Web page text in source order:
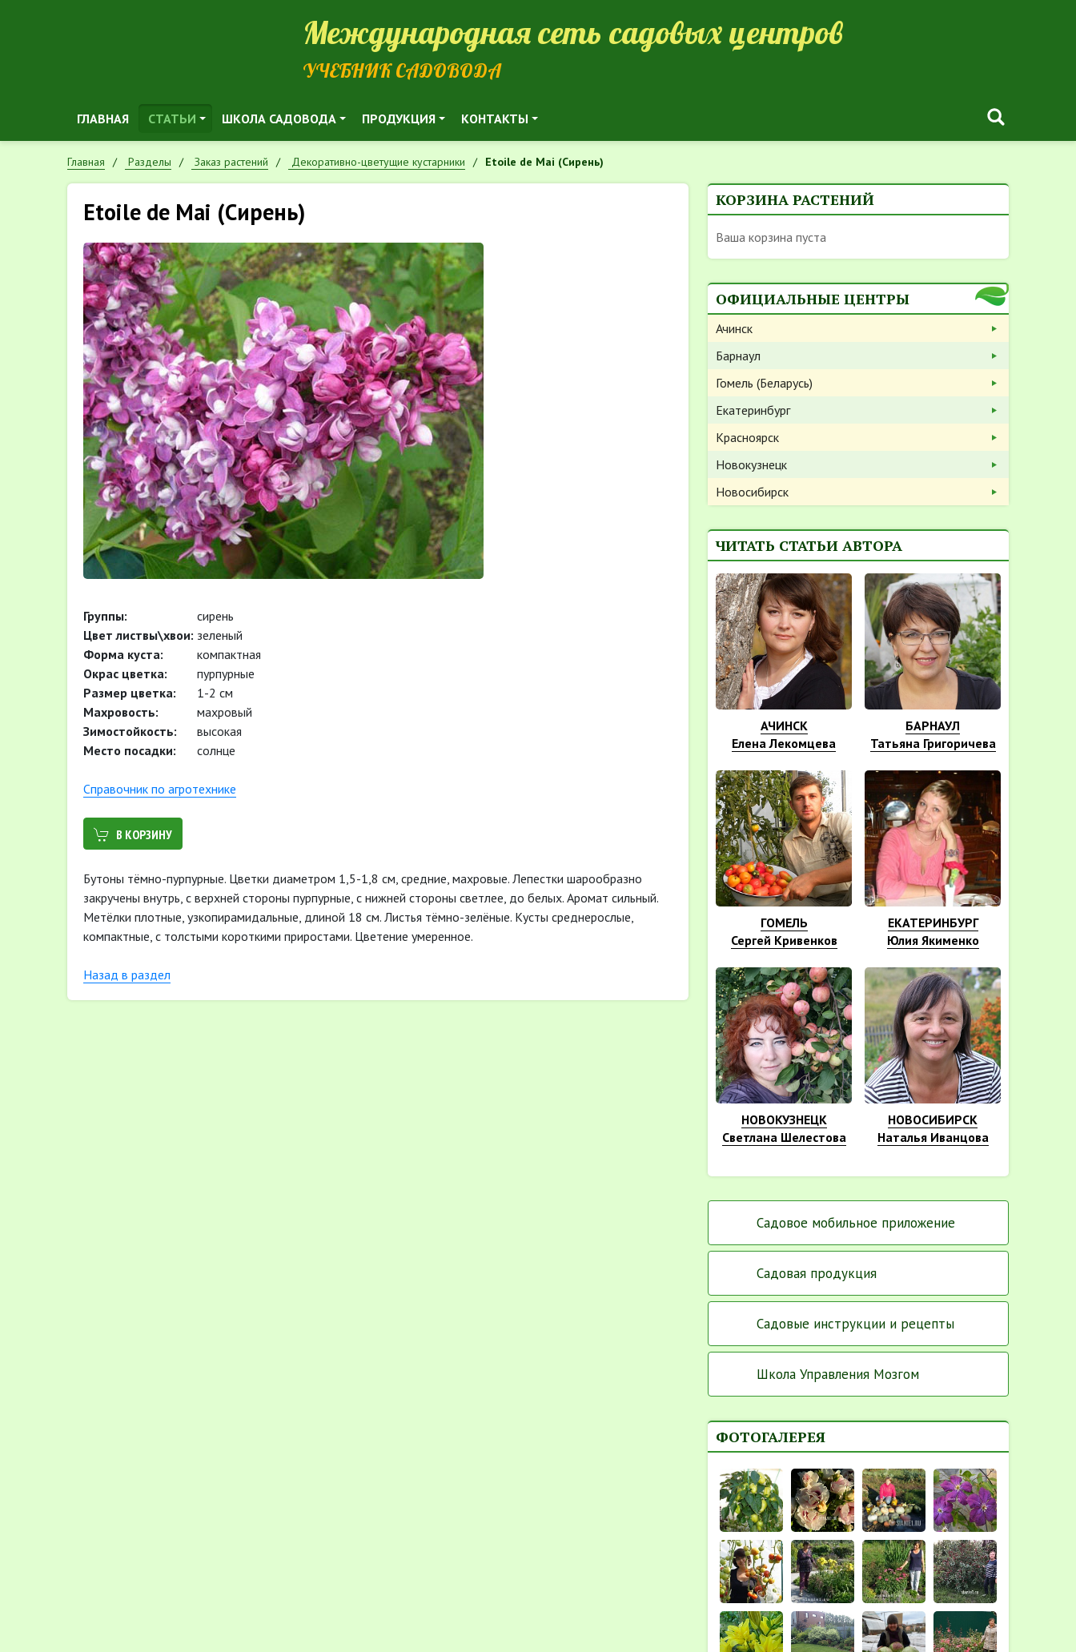
Международная сеть садовых центров
УЧЕБНИК САДОВОДА
ГЛАВНАЯ СТАТЬИ ШКОЛА САДОВОДА ПРОДУКЦИЯ КОНТАКТЫ
Главная Разделы Заказ растений Декоративно-цветущие кустарники Etoile de Mai (Сирень)
Etoile de Mai (Сирень)
Группы:
сирень
Цвет листвы\хвои: зеленый
Форма куста:
компактная
Окрас цветка:
пурпурные
Размер цветка:
1-2 см
Махровость:
махровый
Зимостойкость:
высокая
Место посадки:
солнце
Cправочник по агротехнике
В КОРЗИНУ
Бутоны тёмно-пурпурные. Цветки диаметром 1,5-1,8 см, средние, махровые. Лепестки шарообразно
закручены внутрь, с верхней стороны пурпурные, с нижней стороны светлее, до белых. Аромат сильный.
Метёлки плотные, узкопирамидальные, длиной 18 см. Листья тёмно-зелёные. Кусты среднерослые,
компактные, с толстыми короткими приростами. Цветение умеренное.
Назад в раздел
КОРЗИНА РАСТЕНИЙ
Ваша корзина пуста
ОФИЦИАЛЬНЫЕ ЦЕНТРЫ
Ачинск
Барнаул
Гомель (Беларусь)
Екатеринбург
Красноярск
Новокузнецк
Новосибирск
ЧИТАТЬ СТАТЬИ АВТОРА
АЧИНСК
Елена Лекомцева
БАРНАУЛ
Татьяна Григоричева
ГОМЕЛЬ
Сергей Кривенков
ЕКАТЕРИНБУРГ
Юлия Якименко
НОВОКУЗНЕЦК
Светлана Шелестова
НОВОСИБИРСК
Наталья Иванцова
Садовое мобильное приложение
Садовая продукция
Садовые инструкции и рецепты
Школа Управления Мозгом
ФОТОГАЛЕРЕЯ